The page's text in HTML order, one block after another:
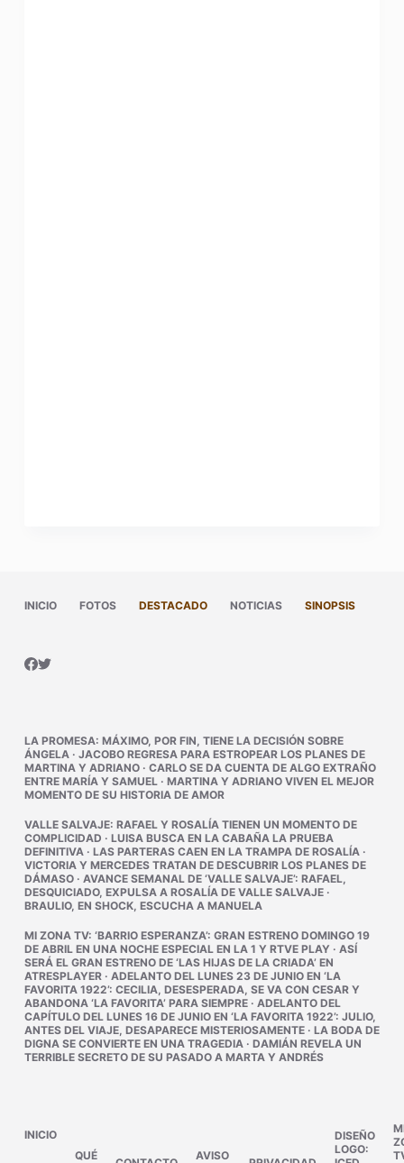
INICIO FOTOS DESTACADO NOTICIAS SINOPSIS
LA PROMESA: MÁXIMO, POR FIN, TIENE LA DECISIÓN SOBRE
ÁNGELA· JACOBO REGRESA PARA ESTROPEAR LOS PLANES DE
MARTINA Y ADRIANO· CARLO SE DA CUENTA DE ALGO EXTRAÑO
ENTRE MARÍA Y SAMUEL· MARTINA Y ADRIANO VIVEN EL MEJOR
MOMENTO DE SU HISTORIA DE AMOR
VALLE SALVAJE: RAFAEL Y ROSALÍA TIENEN UN MOMENTO DE
COMPLICIDAD · LUISA BUSCA EN LA CABAÑA LA PRUEBA
DEFINITIVA· LAS PARTERAS CAEN EN LA TRAMPA DE ROSALÍA·
VICTORIA Y MERCEDES TRATAN DE DESCUBRIR LOS PLANES DE
DÁMASO· AVANCE SEMANAL DE ‘VALLE SALVAJE’: RAFAEL,
DESQUICIADO, EXPULSA A ROSALÍA DE VALLE SALVAJE·
BRAULIO, EN SHOCK, ESCUCHA A MANUELA
MI ZONA TV: ‘BARRIO ESPERANZA’: GRAN ESTRENO DOMINGO 19
DE ABRIL EN UNA NOCHE ESPECIAL EN LA 1 Y RTVE PLAY · ASÍ
SERÁ EL GRAN ESTRENO DE ‘LAS HIJAS DE LA CRIADA’ EN
ATRESPLAYER· ADELANTO DEL LUNES 23 DE JUNIO EN ‘LA
FAVORITA 1922’: CECILIA, DESESPERADA, SE VA CON CESAR Y
ABANDONA ‘LA FAVORITA’ PARA SIEMPRE· ADELANTO DEL
CAPÍTULO DEL LUNES 16 DE JUNIO EN ‘LA FAVORITA 1922’: JULIO,
ANTES DEL VIAJE, DESAPARECE MISTERIOSAMENTE· LA BODA DE
DIGNA SE CONVIERTE EN UNA TRAGEDIA· DAMIÁN REVELA UN
TERRIBLE SECRETO DE SU PASADO A MARTA Y ANDRÉS
INICIO
QUÉ
AVISO
DISEÑO
LOGO: